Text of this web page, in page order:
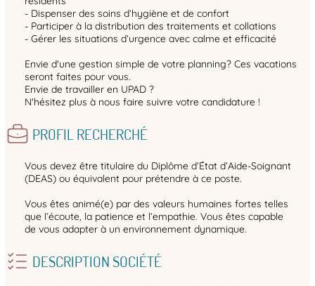
- Dispenser des soins d’hygiène et de confort
- Participer à la distribution des traitements et collations
- Gérer les situations d’urgence avec calme et efficacité
Envie d'une gestion simple de votre planning? Ces vacations
seront faites pour vous.
Envie de travailler en UPAD ?
N'hésitez plus à nous faire suivre votre candidature !
PROFIL RECHERCHÉ
Vous devez être titulaire du Diplôme d’État d’Aide-Soignant
(DEAS) ou équivalent pour prétendre à ce poste.
Vous êtes animé(e) par des valeurs humaines fortes telles
que l’écoute, la patience et l’empathie. Vous êtes capable
de vous adapter à un environnement dynamique.
DESCRIPTION SOCIÉTÉ